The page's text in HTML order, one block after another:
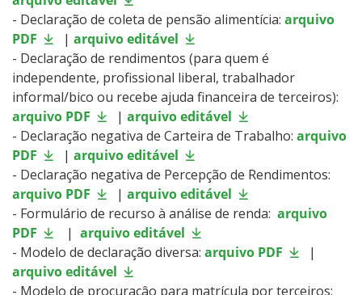
- Declaração de coleta de pensão alimentícia: arquivo
PDF
| arquivo editável
- Declaração de rendimentos (para quem é
independente, profissional liberal, trabalhador
informal/bico ou recebe ajuda financeira de terceiros):
arquivo PDF
| arquivo editável
- Declaração negativa de Carteira de Trabalho: arquivo
PDF
| arquivo editável
- Declaração negativa de Percepção de Rendimentos:
arquivo PDF
| arquivo editável
- Formulário de recurso à análise de renda: arquivo
PDF
| arquivo editável
- Modelo de declaração diversa: arquivo PDF
|
arquivo editável
- Modelo de procuraçâo para matrícula por terceiros: